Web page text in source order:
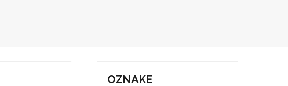
OZNAKE